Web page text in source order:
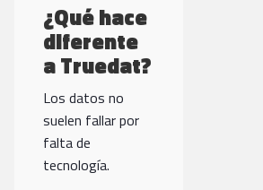
¿Qué hace
diferente
a Truedat?
Los datos no
suelen fallar por
falta de
tecnología.